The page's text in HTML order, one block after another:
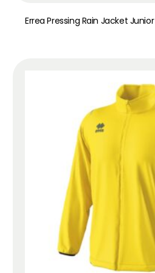
Errea Pressing Rain Jacket Junior